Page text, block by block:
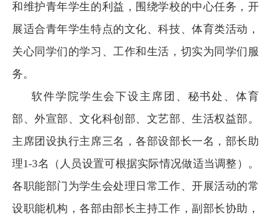
和维护青年学生的利益，围绕学校的中心任务，开
展适合青年学生特点的文化、科技、体育类活动，
关心同学们的学习、工作和生活，切实为同学们服
务。
软件学院学生会下设主席团、秘书处、体育
部、外宣部、文化科创部、文艺部、生活权益部。
主席团设执行主席三名，各部设部长一名，部长助
理1-3名（人员设置可根据实际情况做适当调整）。
各职能部门为学生会处理日常工作、开展活动的常
设职能机构，各部由部长主持工作，副部长协助，